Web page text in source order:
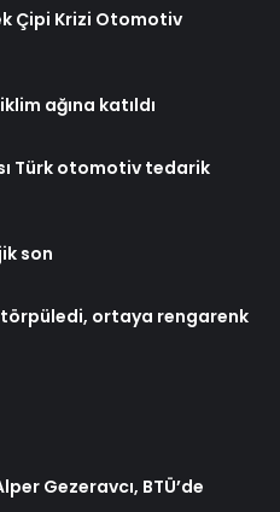
Çipi Krizi Otomotiv
ağına katıldı
Türk otomotiv tedarik
son
ortaya rengarenk
Gezeravcı, BTÜ’de